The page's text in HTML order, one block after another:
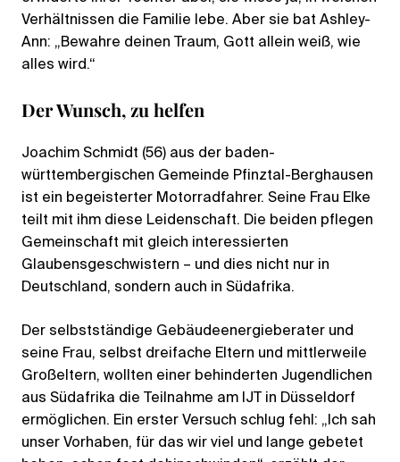
Verhältnissen die Familie lebe. Aber sie bat Ashley-
Ann: „Bewahre deinen Traum, Gott allein weiß, wie
alles wird.“
Der Wunsch, zu helfen
Joachim Schmidt (56) aus der baden-
württembergischen Gemeinde Pfinztal-Berghausen
ist ein begeisterter Motorradfahrer. Seine Frau Elke
teilt mit ihm diese Leidenschaft. Die beiden pflegen
Gemeinschaft mit gleich interessierten
Glaubensgeschwistern – und dies nicht nur in
Deutschland, sondern auch in Südafrika.
Der selbstständige Gebäudeenergieberater und
seine Frau, selbst dreifache Eltern und mittlerweile
Großeltern, wollten einer behinderten Jugendlichen
aus Südafrika die Teilnahme am IJT in Düsseldorf
ermöglichen. Ein erster Versuch schlug fehl: „Ich sah
unser Vorhaben, für das wir viel und lange gebetet